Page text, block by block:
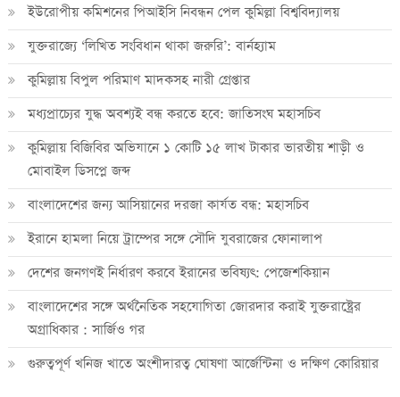
ইউরোপীয় কমিশনের পিআইসি নিবন্ধন পেল কুমিল্লা বিশ্ববিদ্যালয়
যুক্তরাজ্যে ‘লিখিত সংবিধান থাকা জরুরি’: বার্নহ্যাম
কুমিল্লায় বিপুল পরিমাণ মাদকসহ নারী গ্রেপ্তার
মধ্যপ্রাচ্যের যুদ্ধ অবশ্যই বন্ধ করতে হবে: জাতিসংঘ মহাসচিব
কুমিল্লায় বিজিবির অভিযানে ১ কোটি ১৫ লাখ টাকার ভারতীয় শাড়ী ও
মোবাইল ডিসপ্লে জব্দ
বাংলাদেশের জন্য আসিয়ানের দরজা কার্যত বন্ধ: মহাসচিব
ইরানে হামলা নিয়ে ট্রাম্পের সঙ্গে সৌদি যুবরাজের ফোনালাপ
দেশের জনগণই নির্ধারণ করবে ইরানের ভবিষ্যৎ: পেজেশকিয়ান
বাংলাদেশের সঙ্গে অর্থনৈতিক সহযোগিতা জোরদার করাই যুক্তরাষ্ট্রের
অগ্রাধিকার : সার্জিও গর
গুরুত্বপূর্ণ খনিজ খাতে অংশীদারত্ব ঘোষণা আর্জেন্টিনা ও দক্ষিণ কোরিয়ার